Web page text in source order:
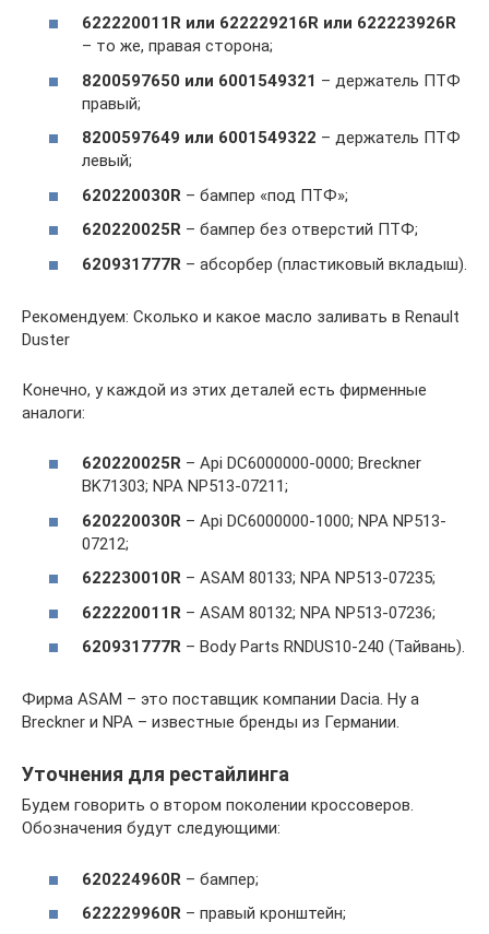
622220011R или 622229216R или 622223926R
– то же, правая сторона;
8200597650 или 6001549321 – держатель ПТФ
правый;
8200597649 или 6001549322 – держатель ПТФ
левый;
620220030R – бампер «под ПТФ»;
620220025R – бампер без отверстий ПТФ;
620931777R – абсорбер (пластиковый вкладыш).
Рекомендуем: Сколько и какое масло заливать в Renault
Duster
Конечно, у каждой из этих деталей есть фирменные
аналоги:
620220025R – Api DC6000000-0000; Breckner
BK71303; NPA NP513-07211;
620220030R – Api DC6000000-1000; NPA NP513-
07212;
622230010R – ASAM 80133; NPA NP513-07235;
622220011R – ASAM 80132; NPA NP513-07236;
620931777R – Body Parts RNDUS10-240 (Тайвань).
Фирма ASAM – это поставщик компании Dacia. Ну а
Breckner и NPA – известные бренды из Германии.
Уточнения для рестайлинга
Будем говорить о втором поколении кроссоверов.
Обозначения будут следующими:
620224960R – бампер;
622229960R – правый кронштейн;